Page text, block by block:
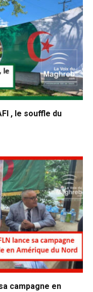
, le souffle du
campagne en